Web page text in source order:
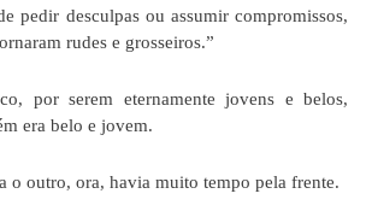
pedir desculpas ou assumir compromissos,
rudes e grosseiros.”
por serem eternamente jovens e belos,
era belo e jovem.
o outro, ora, havia muito tempo pela frente.